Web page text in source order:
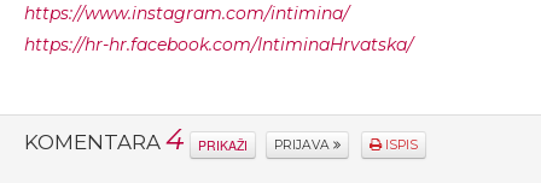
https://www.instagram.com/intimina/
https://hr-hr.facebook.com/IntiminaHrvatska/
KOMENTARA 4 PRIKAŽI PRIJAVA ISPIS